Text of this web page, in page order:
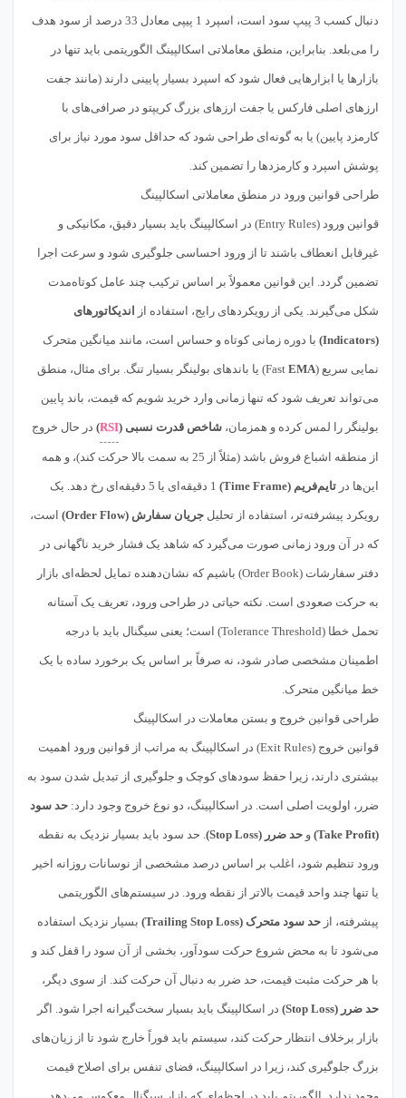
دنبال کسب 3 پیپ سود است، اسپرد 1 پیپی معادل 33 درصد از سود هدف
را می‌بلعد. بنابراین، منطق معاملاتی اسکالپینگ الگوریتمی باید تنها در
بازارها یا ابزارهایی فعال شود که اسپرد بسیار پایینی دارند (مانند جفت
ارزهای اصلی فارکس یا جفت ارزهای بزرگ کریپتو در صرافی‌های با
کارمزد پایین) یا به گونه‌ای طراحی شود که حداقل سود مورد نیاز برای
پوشش اسپرد و کارمزدها را تضمین کند.
طراحی قوانین ورود در منطق معاملاتی اسکالپینگ
قوانین ورود (Entry Rules) در اسکالپینگ باید بسیار دقیق، مکانیکی و
غیرقابل انعطاف باشند تا از ورود احساسی جلوگیری شود و سرعت اجرا
تضمین گردد. این قوانین معمولاً بر اساس ترکیب چند عامل کوتاه‌مدت
شکل می‌گیرند. یکی از رویکردهای رایج، استفاده از اندیکاتورهای
(Indicators) با دوره زمانی کوتاه و حساس است، مانند میانگین متحرک
نمایی سریع (FastEMA ) یا باندهای بولینگر بسیار تنگ. برای مثال، منطق
می‌تواند تعریف شود که تنها زمانی وارد خرید شویم که قیمت، باند پایین
بولینگر را لمس کرده و همزمان، شاخص قدرت نسبی (RSI
) در حال خروج
از منطقه اشباع فروش باشد (مثلاً از 25 به سمت بالا حرکت کند)، و همه
این‌ها در تایم‌فریم (Time Frame) 1 دقیقه‌ای یا 5 دقیقه‌ای رخ دهد. یک
رویکرد پیشرفته‌تر، استفاده از تحلیل جریان سفارش (Order Flow) است،
که در آن ورود زمانی صورت می‌گیرد که شاهد یک فشار خرید ناگهانی در
دفتر سفارشات (Order Book) باشیم که نشان‌دهنده تمایل لحظه‌ای بازار
به حرکت صعودی است. نکته حیاتی در طراحی ورود، تعریف یک آستانه
تحمل خطا (Tolerance Threshold) است؛ یعنی سیگنال باید با درجه
اطمینان مشخصی صادر شود، نه صرفاً بر اساس یک برخورد ساده با یک
خط میانگین متحرک.
طراحی قوانین خروج و بستن معاملات در اسکالپینگ
قوانین خروج (Exit Rules) در اسکالپینگ به مراتب از قوانین ورود اهمیت
بیشتری دارند، زیرا حفظ سودهای کوچک و جلوگیری از تبدیل شدن سود به
ضرر، اولویت اصلی است. در اسکالپینگ، دو نوع خروج وجود دارد: حد سود
(Take Profit) و حد ضرر (Stop Loss) . حد سود باید بسیار نزدیک به نقطه
ورود تنظیم شود، اغلب بر اساس درصد مشخصی از نوسانات روزانه اخیر
یا تنها چند واحد قیمت بالاتر از نقطه ورود. در سیستم‌های الگوریتمی
پیشرفته، از حد سود متحرک (Trailing Stop Loss) بسیار نزدیک استفاده
می‌شود تا به محض شروع حرکت سودآور، بخشی از آن سود را قفل کند و
با هر حرکت مثبت قیمت، حد ضرر به دنبال آن حرکت کند. از سوی دیگر،
حد ضرر (Stop Loss) در اسکالپینگ باید بسیار سخت‌گیرانه اجرا شود. اگر
بازار برخلاف انتظار حرکت کند، سیستم باید فوراً خارج شود تا از زیان‌های
بزرگ جلوگیری کند، زیرا در اسکالپینگ، فضای تنفس برای اصلاح قیمت